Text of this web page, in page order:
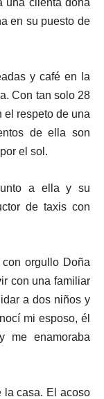
en su puesto de
y café en la
Con tan solo 28
el respeto de una
de ella son
el sol.
a ella y su
de taxis con
orgullo Doña
con una familiar
a dos niños y
mi esposo, él
me enamoraba
la casa. El acoso